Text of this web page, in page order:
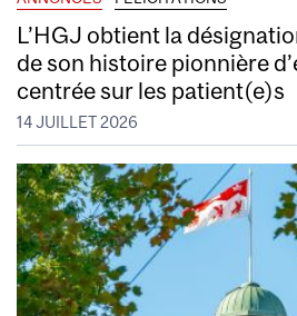
L’HGJ obtient la
de son histoire pionnière
centrée sur les patient(e)s
14 JUILLET 2026